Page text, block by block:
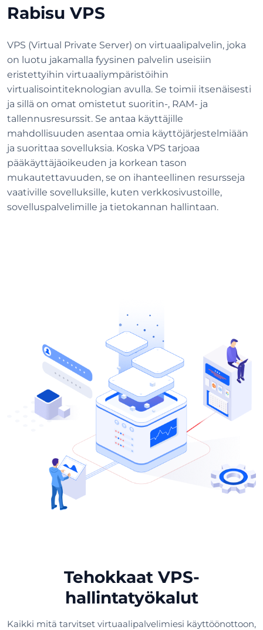
Rabisu VPS
VPS (Virtual Private Server) on virtuaalipalvelin, joka
on luotu jakamalla fyysinen palvelin useisiin
eristettyihin virtuaaliympäristöihin
virtualisointiteknologian avulla. Se toimii itsenäisesti
ja sillä on omat omistetut suoritin-, RAM- ja
tallennusresurssit. Se antaa käyttäjille
mahdollisuuden asentaa omia käyttöjärjestelmiään
ja suorittaa sovelluksia. Koska VPS tarjoaa
pääkäyttäjäoikeuden ja korkean tason
mukautettavuuden, se on ihanteellinen resursseja
vaativille sovelluksille, kuten verkkosivustoille,
sovelluspalvelimille ja tietokannan hallintaan.
Tehokkaat VPS-
hallintatyökalut
Kaikki mitä tarvitset virtuaalipalvelimiesi käyttöönottoon,